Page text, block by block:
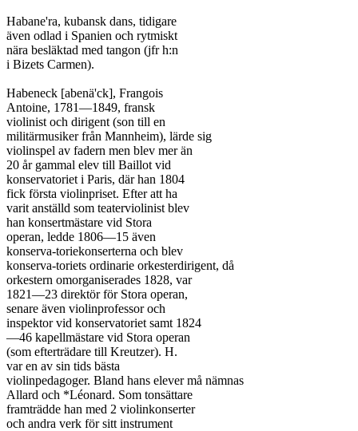
Habane'ra, kubansk dans, tidigare
även odlad i Spanien och rytmiskt
nära besläktad med tangon (jfr h:n
i Bizets Carmen).
Habeneck [abenä'ck], Frangois
Antoine, 1781—1849, fransk
violinist och dirigent (son till en
militärmusiker från Mannheim), lärde sig
violinspel av fadern men blev mer än
20 år gammal elev till Baillot vid
konservatoriet i Paris, där han 1804
fick första violinpriset. Efter att ha
varit anställd som teaterviolinist blev
han konsertmästare vid Stora
operan, ledde 1806—15 även
konserva-toriekonserterna och blev
konserva-toriets ordinarie orkesterdirigent, då
orkestern omorganiserades 1828, var
1821—23 direktör för Stora operan,
senare även violinprofessor och
inspektor vid konservatoriet samt 1824
—46 kapellmästare vid Stora operan
(som efterträdare till Kreutzer). H.
var en av sin tids bästa
violinpedagoger. Bland hans elever må nämnas
Allard och *Léonard. Som tonsättare
framträdde han med 2 violinkonserter
och andra verk för sitt instrument